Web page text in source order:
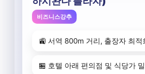
비즈니스강추
🚉 서역 800m 거리, 출장자 최적
🏪 호텔 아래 편의점 및 식당가